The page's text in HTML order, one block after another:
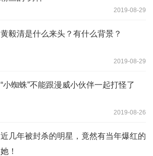
2019-08-29
黄毅清是什么来头？有什么背景？
2019-08-29
“小蜘蛛”不能跟漫威小伙伴一起打怪了
2019-08-26
近几年被封杀的明星，竟然有当年爆红的
她！